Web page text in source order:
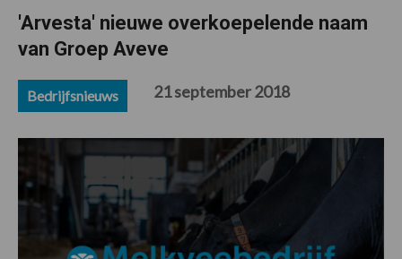
'Arvesta' nieuwe overkoepelende naam
van Groep Aveve
Bedrijfsnieuws 21 september 2018